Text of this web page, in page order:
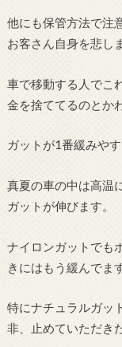
他にも保管方法で注
お客さん自身を悲し
車で移動する人でこ
金を捨ててるのとか
ガットが1番緩みや
真夏の車の中は高温
ガットが伸びます。
ナイロンガットでも
きにはもう緩んでます
特にナチュラルガッ
非、止めていただき